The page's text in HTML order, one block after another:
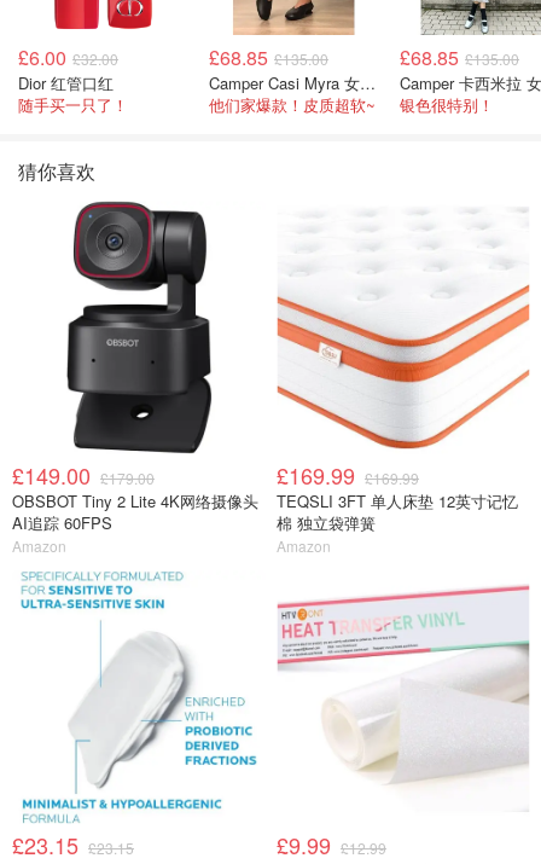
£6.00 £32.00
Dior 红管口红
随手买一只了！
£68.85 £135.00
Camper Casi Myra 女士乐福鞋
他们家爆款！皮质超软~
£68.85 £135.00
银色很特别！
猜你喜欢
£149.00 £179.00
OBSBOT Tiny 2 Lite 4K网络摄像头
AI追踪 60FPS
Amazon
£169.99 £169.99
TEQSLI 3FT 单人床垫 12英寸记忆
棉 独立袋弹簧
Amazon
£23.15 £23.15 £9.99 £12.99